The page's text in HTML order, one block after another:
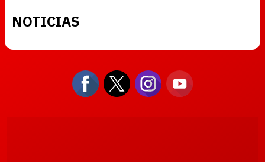
NOTICIAS